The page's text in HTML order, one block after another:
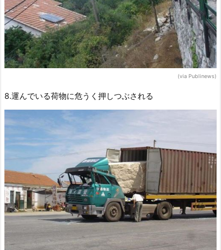
(via Publinews)
8.運んでいる荷物に危うく押しつぶされる